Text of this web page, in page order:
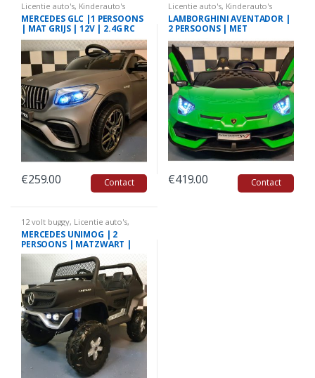
Licentie auto's, Kinderauto's
Mercedes
MERCEDES GLC |1 PERSOONS
| MAT GRIJS | 12V | 2.4G RC
€259.00 Contact
Licentie auto's, Kinderauto's
Lamborghini
LAMBORGHINI AVENTADOR |
2 PERSOONS | MET
AFSTANDSBEDIENING |
METALLIC GROEN | 12 VOLT |
€419.00 Contact
12 volt buggy, Licentie auto's,
Kinderauto's Mercedes
MERCEDES UNIMOG | 2
PERSOONS | MATZWART |
4X4 | 12V | 2.4G RC